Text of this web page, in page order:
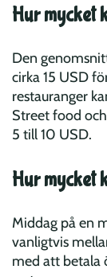
Hur mycket
Den
cirka 15 USD
restauranger
Street food
5 till 10 USD.
Hur mycket
Middag på en
vanligtvis
med att betala